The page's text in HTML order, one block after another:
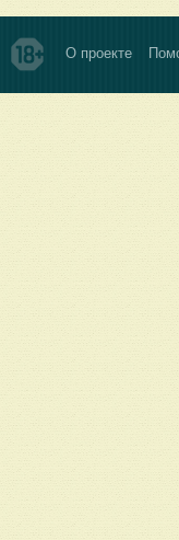
О проекте